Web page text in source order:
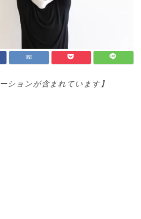
ーションが含まれています】